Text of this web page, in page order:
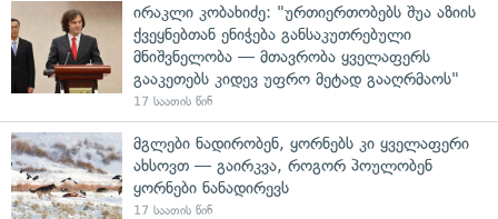
ირაკლი კობახიძე: "ურთიერთობებს შუა აზიის
ქვეყნებთან ენიჭება განსაკუთრებული
მნიშვნელობა — მთავრობა ყველაფერს
გააკეთებს კიდევ უფრო მეტად გააღრმაოს"
17 საათის წინ
მგლები ნადირობენ, ყორნებს კი ყველაფერი
ახსოვთ — გაირკვა, როგორ პოულობენ
ყორნები ნანადირევს
17 საათის წინ